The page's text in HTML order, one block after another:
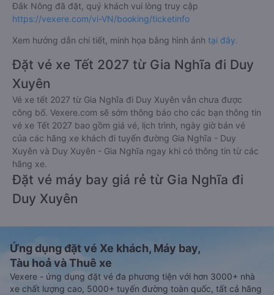
Đắk Nông đã đặt, quý khách vui lòng truy cập
https://vexere.com/vi-VN/booking/ticketinfo
Xem hướng dẫn chi tiết, minh họa bằng hình ảnh tại đây.
Đặt vé xe Tết 2027 từ Gia Nghĩa đi Duy
Xuyên
Vé xe tết 2027 từ Gia Nghĩa đi Duy Xuyên vẫn chưa được
công bố. Vexere.com sẽ sớm thông báo cho các bạn thông tin
vé xe Tết 2027 bao gồm giá vé, lịch trình, ngày giờ bán vé
của các hãng xe khách đi tuyến đường Gia Nghĩa - Duy
Xuyên và Duy Xuyên - Gia Nghĩa ngay khi có thông tin từ các
hãng xe.
Đặt vé máy bay giá rẻ từ Gia Nghĩa đi
Duy Xuyên
Ứng dụng đặt vé Xe khách, Máy bay,
Tàu hoả và Thuê xe
Vexere - ứng dụng đặt vé đa phương tiện với hơn 3000+ nhà
xe chất lượng cao, 5000+ tuyến đường toàn quốc, tất cả hãng